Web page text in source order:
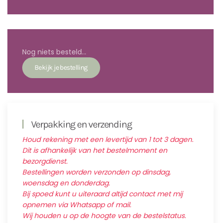
Nog niets besteld...
Verpakking en verzending
Houd rekening met een levertijd van 1 tot 3 dagen.
Dit is afhankelijk van het bestelmoment en
bezorgdienst.
Bestellingen worden verzonden op dinsdag,
woensdag en donderdag.
Bij spoed kunt u uiteraard altijd contact met mij
opnemen via Whatsapp of mail.
Wij houden u op de hoogte van de bestelstatus.